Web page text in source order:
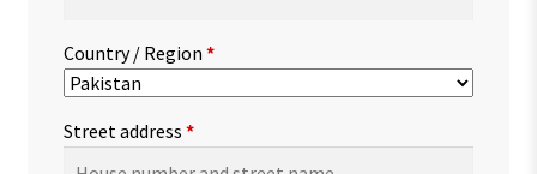
Country / Region *
Street address *